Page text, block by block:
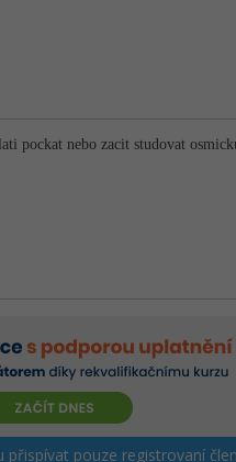
pockat nebo zacit studovat
pouze registrovaní